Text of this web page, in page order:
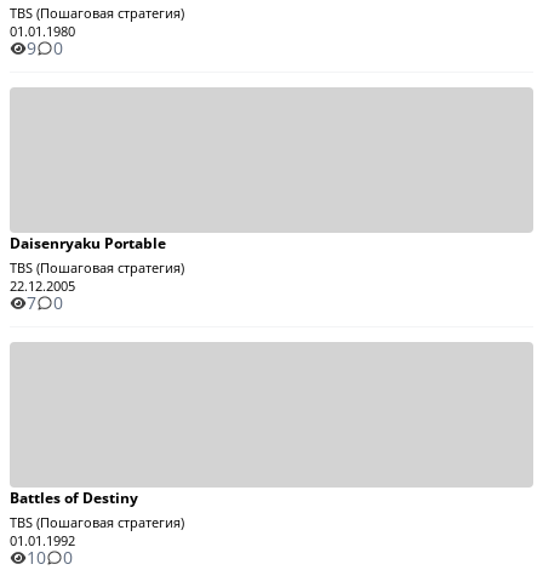
TBS (Пошаговая стратегия)
01.01.1980
9 0
Daisenryaku Portable
TBS (Пошаговая стратегия)
22.12.2005
7 0
Battles of Destiny
TBS (Пошаговая стратегия)
01.01.1992
10 0